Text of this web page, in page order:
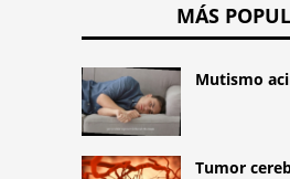
MÁS
Mutismo
Tumor